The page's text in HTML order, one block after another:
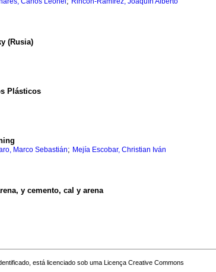
(Rusia)
Plásticos
Marco Sebastián; Mejía Escobar, Christian Iván
y cemento, cal y arena
está licenciado sob uma Licença Creative Commons